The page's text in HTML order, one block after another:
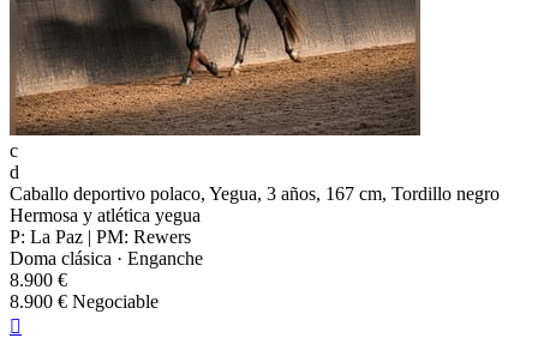
c
d
Caballo deportivo polaco, Yegua, 3 años, 167 cm, Tordillo negro
Hermosa y atlética yegua
P: La Paz | PM: Rewers
Doma clásica · Enganche
8.900 €
8.900 € Negociable
